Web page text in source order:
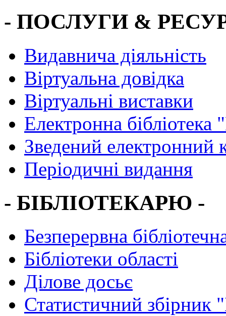
- ПОСЛУГИ &
Видавнича діяльність
Віртуальна довідка
Віртуальні виставки
Електронна
Зведений електронний
Періодичні видання
- БІБЛІОТЕКАРЮ -
Безперервна
Бібліотеки області
Ділове досьє
Статистичний